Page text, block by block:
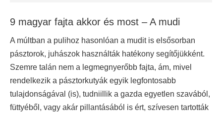
9 magyar fajta akkor és most – A mudi
A múltban a pulihoz hasonlóan a mudit is elsősorban
pásztorok, juhászok használták hatékony segítőjükként.
Szemre talán nem a legmegnyerőbb fajta, ám, mivel
rendelkezik a pásztorkutyák egyik legfontosabb
tulajdonságával (is), tudniillik a gazda egyetlen szavából,
füttyéből, vagy akár pillantásából is ért, szívesen tartották